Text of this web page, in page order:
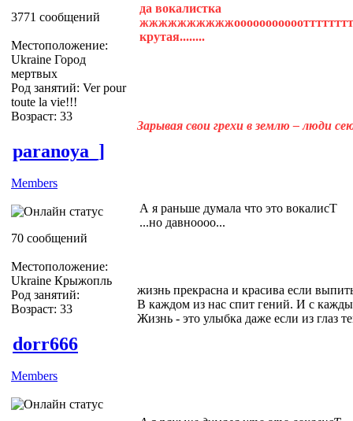
3771 сообщений
Местоположение:
Ukraine Город
мертвых
Род занятий: Ver pour
toute la vie!!!
Возраст: 33
да вокалистка
крутая........
Зарывая свои грехи в землю – люди
paranoya_]
Members
70 сообщений
Местоположение:
Ukraine Крыжопль
Род занятий:
Возраст: 33
А я раньше думала что это вокалисТ
...но давноооо...
жизнь прекрасна и красива если
В каждом из нас спит гений. И с
Жизнь - это улыбка даже если из глаз
dorr666
Members